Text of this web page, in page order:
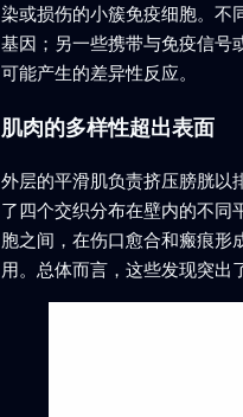
染或损伤的小簇免疫细胞。不
基因；另一些携带与免疫信号
可能产生的差异性反应。
肌肉的多样性超出表面
外层的平滑肌负责挤压膀胱以
了四个交织分布在壁内的不
胞之间，在伤口愈合和瘢痕形
用。总体而言，这些发现突出